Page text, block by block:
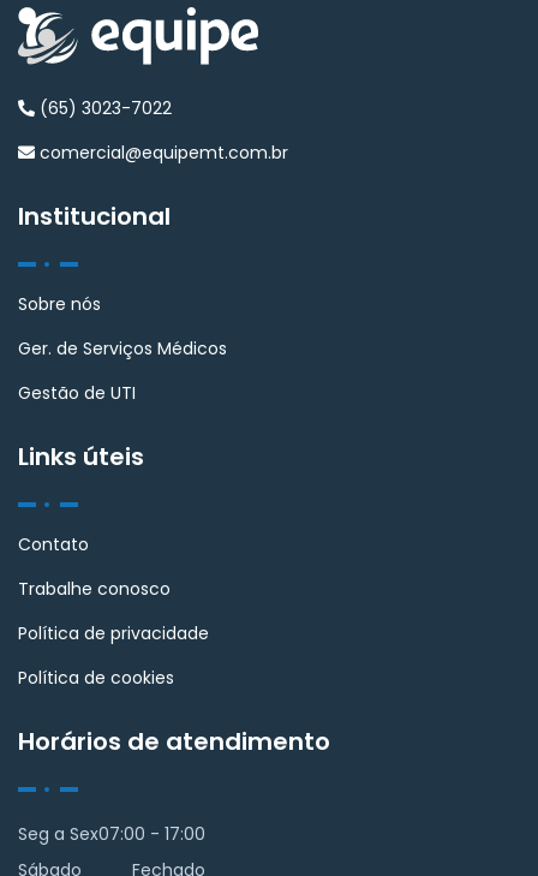
(65) 3023-7022
comercial@equipemt.com.br
Institucional
Sobre nós
Ger. de Serviços Médicos
Gestão de UTI
Links úteis
Contato
Trabalhe conosco
Política de privacidade
Política de cookies
Horários de atendimento
Seg a Sex07:00 - 17:00
Sábado
Fechado